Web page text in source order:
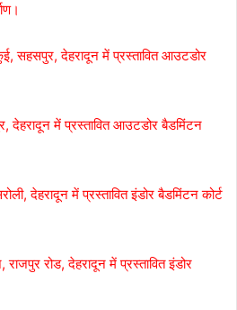
सहसपुर, देहरादून में प्रस्तावित आउटडोर
देहरादून में प्रस्तावित आउटडोर बैडमिंटन
देहरादून में प्रस्तावित इंडोर बैडमिंटन कोर्ट
रोड, देहरादून में प्रस्तावित इंडोर